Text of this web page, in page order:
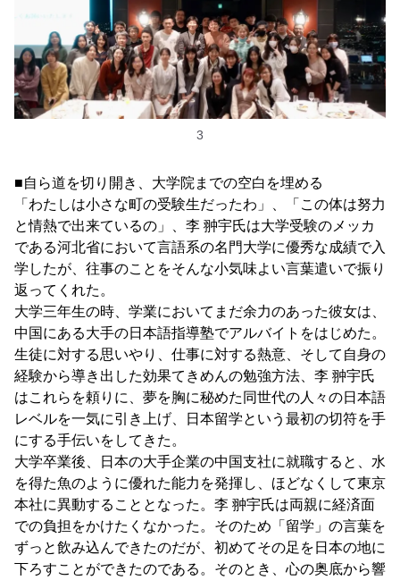
3
■自ら道を切り開き、大学院までの空白を埋める
「わたしは小さな町の受験生だったわ」、「この体は努力
と情熱で出来ているの」、李 翀宇氏は大学受験のメッカ
である河北省において言語系の名門大学に優秀な成績で入
学したが、往事のことをそんな小気味よい言葉遣いで振り
返ってくれた。
大学三年生の時、学業においてまだ余力のあった彼女は、
中国にある大手の日本語指導塾でアルバイトをはじめた。
生徒に対する思いやり、仕事に対する熱意、そして自身の
経験から導き出した効果てきめんの勉強方法、李 翀宇氏
はこれらを頼りに、夢を胸に秘めた同世代の人々の日本語
レベルを一気に引き上げ、日本留学という最初の切符を手
にする手伝いをしてきた。
大学卒業後、日本の大手企業の中国支社に就職すると、水
を得た魚のように優れた能力を発揮し、ほどなくして東京
本社に異動することとなった。李 翀宇氏は両親に経済面
での負担をかけたくなかった。そのため「留学」の言葉を
ずっと飲み込んできたのだが、初めてその足を日本の地に
下ろすことができたのである。そのとき、心の奥底から響